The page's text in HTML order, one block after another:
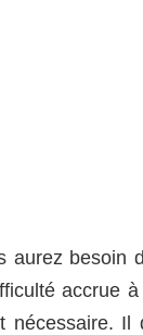
besoin
accrue